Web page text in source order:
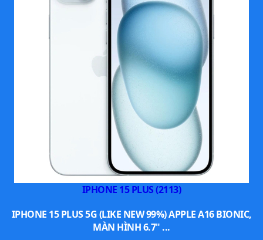
So sánh iPhone Air và iPhone 16E
iPhone Air là mẫu điện thoại mỏng nhất mà Apple từng sản
xuất. Vậy so với phiên bản iPhone 16E đã ra mắt trước đó có
gì nổi trội. Cùng so sánh cấu hình hai mẫu sản
ngay dưới đây để có cái nhìn tổng quan nhất
Bảng so sánh thông số kỹ thuật iPhone Air và iPhone 16E
iPhone Air
IPHONE 15 PLUS (2113)
IPHONE 15 PLUS 5G (LIKE NEW 99%) APPLE A16 BIONIC,
MÀN HÌNH 6.7" ...